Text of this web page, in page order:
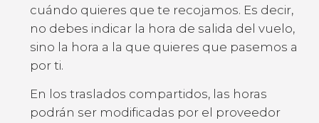
cuándo quieres que te recojamos. Es decir,
no debes indicar la hora de salida del vuelo,
sino la hora a la que quieres que pasemos a
por ti.
En los traslados compartidos, las horas
podrán ser modificadas por el proveedor